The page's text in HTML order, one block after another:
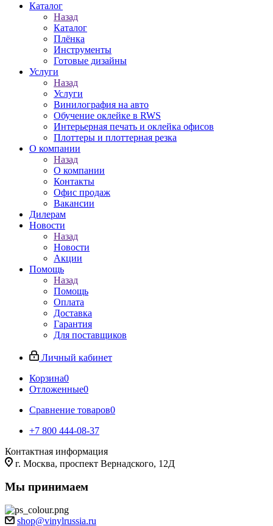
Каталог
Назад
Каталог
Плёнка
Инструменты
Готовые дизайны
Услуги
Назад
Услуги
Винилография на авто
Обучение оклейке в RWS
Интерьерная печать и оклейка офисов
Плоттеры и плоттерная резка
О компании
Назад
О компании
Контакты
Офис продаж
Вакансии
Дилерам
Новости
Назад
Новости
Акции
Помощь
Назад
Помощь
Оплата
Доставка
Гарантия
Для поставщиков
Личный кабинет
Корзина0
Отложенные0
Сравнение товаров0
+7 800 444-08-37
Контактная информация
г. Москва, проспект Вернадского, 12Д
Мы принимаем
shop@vinylrussia.ru